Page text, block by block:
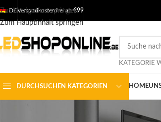
Zur Navigation springen
Zum Hauptinhalt springen
DEVersandkostenfrei ab€99
KATEGORIE
DURCHSUCHEN KATEGORIEN HOME